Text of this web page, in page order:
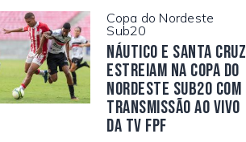
Copa do Nordeste
Sub20
Náutico e Santa Cruz
estreiam na Copa do
Nordeste Sub20 com
transmissão ao vivo
da TV FPF